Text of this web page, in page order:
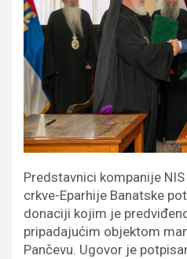
Predstavnici kompanije
crkve-Eparhije Banatske
donaciji kojim je
pripadajućim objektom
Pančevu. Ugovor je